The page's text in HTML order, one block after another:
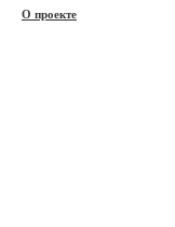
О проекте